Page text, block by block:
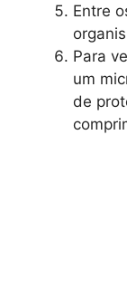
Entre
Para
um
de